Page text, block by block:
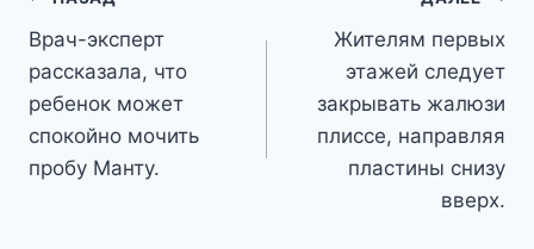
по
записям
Врач-эксперт
рассказала, что
ребенок может
спокойно мочить
пробу Манту.
Жителям первых
этажей следует
закрывать жалюзи
плиссе, направляя
пластины снизу
вверх.